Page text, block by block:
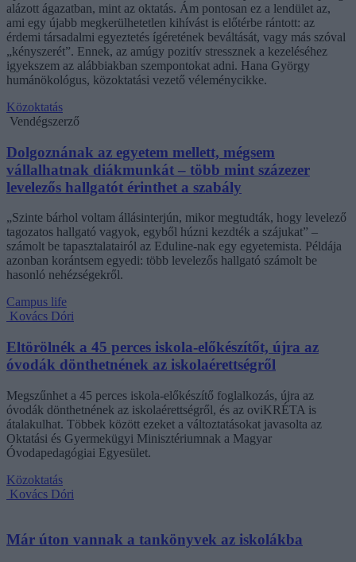
alázott ágazatban, mint az oktatás. Ám pontosan ez a lendület az,
ami egy újabb megkerülhetetlen kihívást is előtérbe rántott: az
érdemi társadalmi egyeztetés ígéretének beváltását, vagy más szóval
„kényszerét”. Ennek, az amúgy pozitív stressznek a kezeléséhez
igyekszem az alábbiakban szempontokat adni. Hana György
humánökológus, közoktatási vezető véleménycikke.
Közoktatás
Vendégszerző
Dolgoznának az egyetem mellett, mégsem
vállalhatnak diákmunkát – több mint százezer
levelezős hallgatót érinthet a szabály
„Szinte bárhol voltam állásinterjún, mikor megtudták, hogy levelező
tagozatos hallgató vagyok, egyből húzni kezdték a szájukat” –
számolt be tapasztalatairól az Eduline-nak egy egyetemista. Példája
azonban korántsem egyedi: több levelezős hallgató számolt be
hasonló nehézségekről.
Campus life
Kovács Dóri
Eltörölnék a 45 perces iskola-előkészítőt, újra az
óvodák dönthetnének az iskolaérettségről
Megszűnhet a 45 perces iskola-előkészítő foglalkozás, újra az
óvodák dönthetnének az iskolaérettségről, és az oviKRÉTA is
átalakulhat. Többek között ezeket a változtatásokat javasolta az
Oktatási és Gyermekügyi Minisztériumnak a Magyar
Óvodapedagógiai Egyesület.
Közoktatás
Kovács Dóri
Már úton vannak a tankönyvek az iskolákba